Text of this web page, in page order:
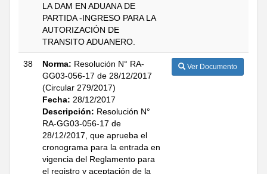
LA DAM EN ADUANA DE
PARTIDA -INGRESO PARA LA
AUTORIZACIÓN DE
TRANSITO ADUANERO.
38 Norma: Resolución N° RA-
GG03-056-17 de 28/12/2017
(Circular 279/2017)
Fecha: 28/12/2017
Descripción: Resolución N°
RA-GG03-056-17 de
28/12/2017, que aprueba el
cronograma para la entrada en
vigencia del Reglamento para
el registro y aceptación de la
Ver Documento